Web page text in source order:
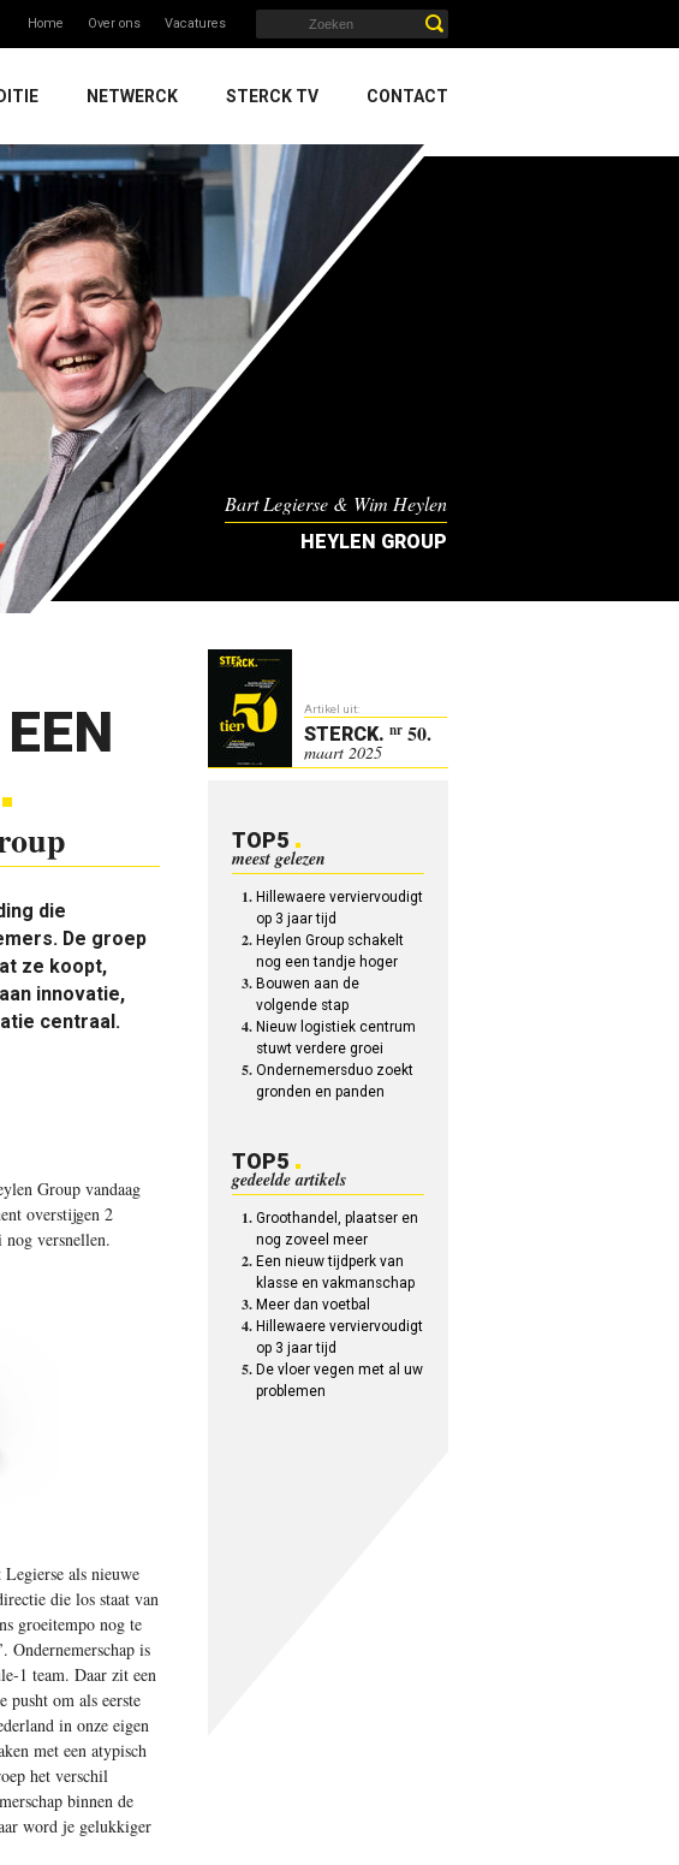
Home Over ons Vacatures
NETWERCK STERCK TV CONTACT
Bart Legierse & Wim Heylen
HEYLEN GROUP
die
De groep
ze koopt,
innovatie,
centraal.
Group vandaag
overstijgen 2
versnellen.
als nieuwe
die los staat van
groeitempo nog te
Ondernemerschap is
1 team. Daar zit een
pusht om als eerste
in onze eigen
met een atypisch
het verschil
binnen de
word je gelukkiger
Artikel uit:
STERCK. nr 50.
maart 2025
TOP5
meest gelezen
Hillewaere verviervoudigt
op 3 jaar tijd
Heylen Group schakelt
nog een tandje hoger
Bouwen aan de
volgende stap
Nieuw logistiek centrum
stuwt verdere groei
Ondernemersduo zoekt
gronden en panden
TOP5
gedeelde artikels
Groothandel, plaatser en
nog zoveel meer
Een nieuw tijdperk van
klasse en vakmanschap
Meer dan voetbal
Hillewaere verviervoudigt
op 3 jaar tijd
De vloer vegen met al uw
problemen